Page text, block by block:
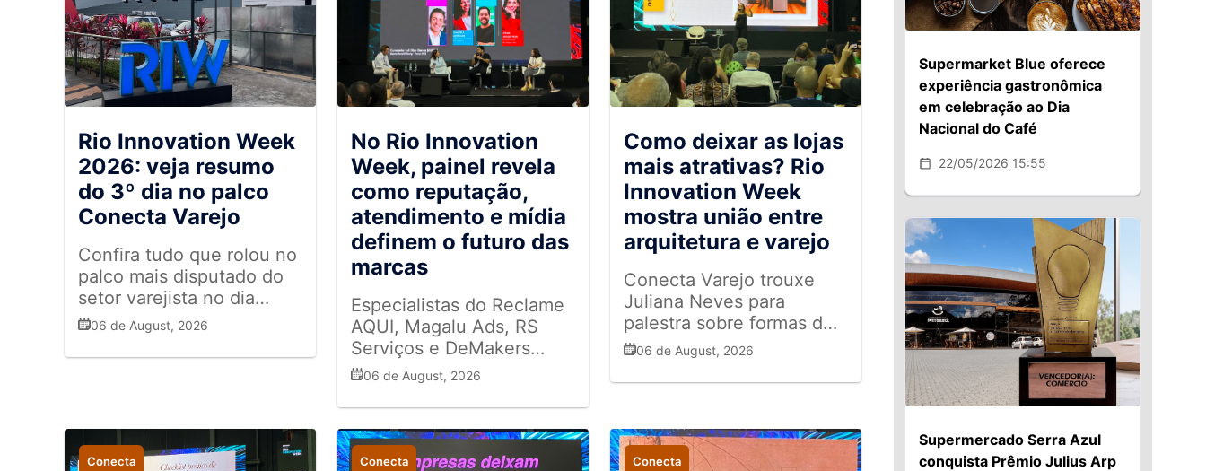
Rio Innovation Week
2026: veja resumo
do 3º dia no palco
Conecta Varejo
Confira tudo que rolou no
palco mais disputado do
setor varejista no dia
06/08
06 de August, 2026
No Rio Innovation
Week, painel revela
como reputação,
atendimento e mídia
definem o futuro das
marcas
Especialistas do Reclame
AQUI, Magalu Ads, RS
Serviços e DeMakers
discutem o papel da
e da omnicanalidade na
relação com o
consumidor.
06 de August, 2026
Como deixar as lojas
mais atrativas? Rio
Innovation Week
mostra união entre
arquitetura e varejo
Conecta Varejo trouxe
Juliana Neves para
palestra sobre formas de
redesenhar o varejo físico
mais memoráveis
06 de August, 2026
Conecta Conecta Conecta
Supermarket Blue oferece
experiência gastronômica
em celebração ao Dia
Nacional do Café
22/05/2026 15:55
Supermercado Serra Azul
conquista Prêmio Julius Arp